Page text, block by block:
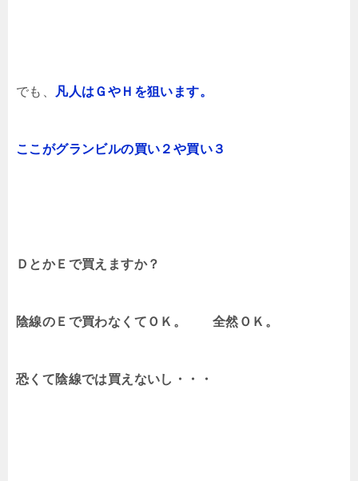
でも、 凡人はＧやＨを狙います。
ここがグランビルの買い２や買い３
ＤとかＥで買えますか？
陰線のＥで買わなくてＯＫ。 全然ＯＫ。
恐くて陰線では買えないし・・・